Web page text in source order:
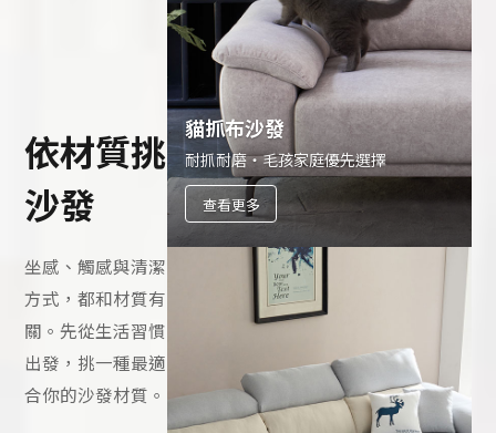
依材質挑
沙發
坐感、觸感與清潔
方式，都和材質有
關。先從生活習慣
出發，挑一種最適
合你的沙發材質。
貓抓布沙發
耐抓耐磨・毛孩家庭優先選擇
查看更多